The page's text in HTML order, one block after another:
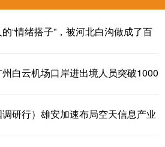
“情绪搭子”，被河北白沟做成了百
白云机场口岸进出境人员突破1000
研行）雄安加速布局空天信息产业